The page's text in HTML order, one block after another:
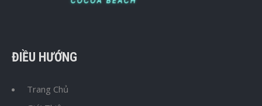
ĐIỀU HƯỚNG
Trang Chủ